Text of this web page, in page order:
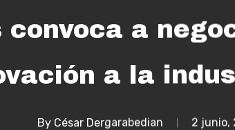
convoca a
a la
By César Dergarabedian 2 junio,